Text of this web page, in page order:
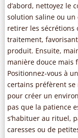
d’abord, nettoyez le
solution saline ou un
retirer les sécrétions
traitement,
produit. Ensuite,
manière douce mais
Positionnez-vous à
certains préfèrent se
pour créer un
pas que la patience
s’habituer au rituel,
caresses ou de